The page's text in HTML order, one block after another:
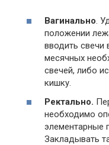
Вагинально.
положении
вводить свечи
месячных
свечей, либо
кишку.
Ректально.
необходимо
элементарные
Закладывать